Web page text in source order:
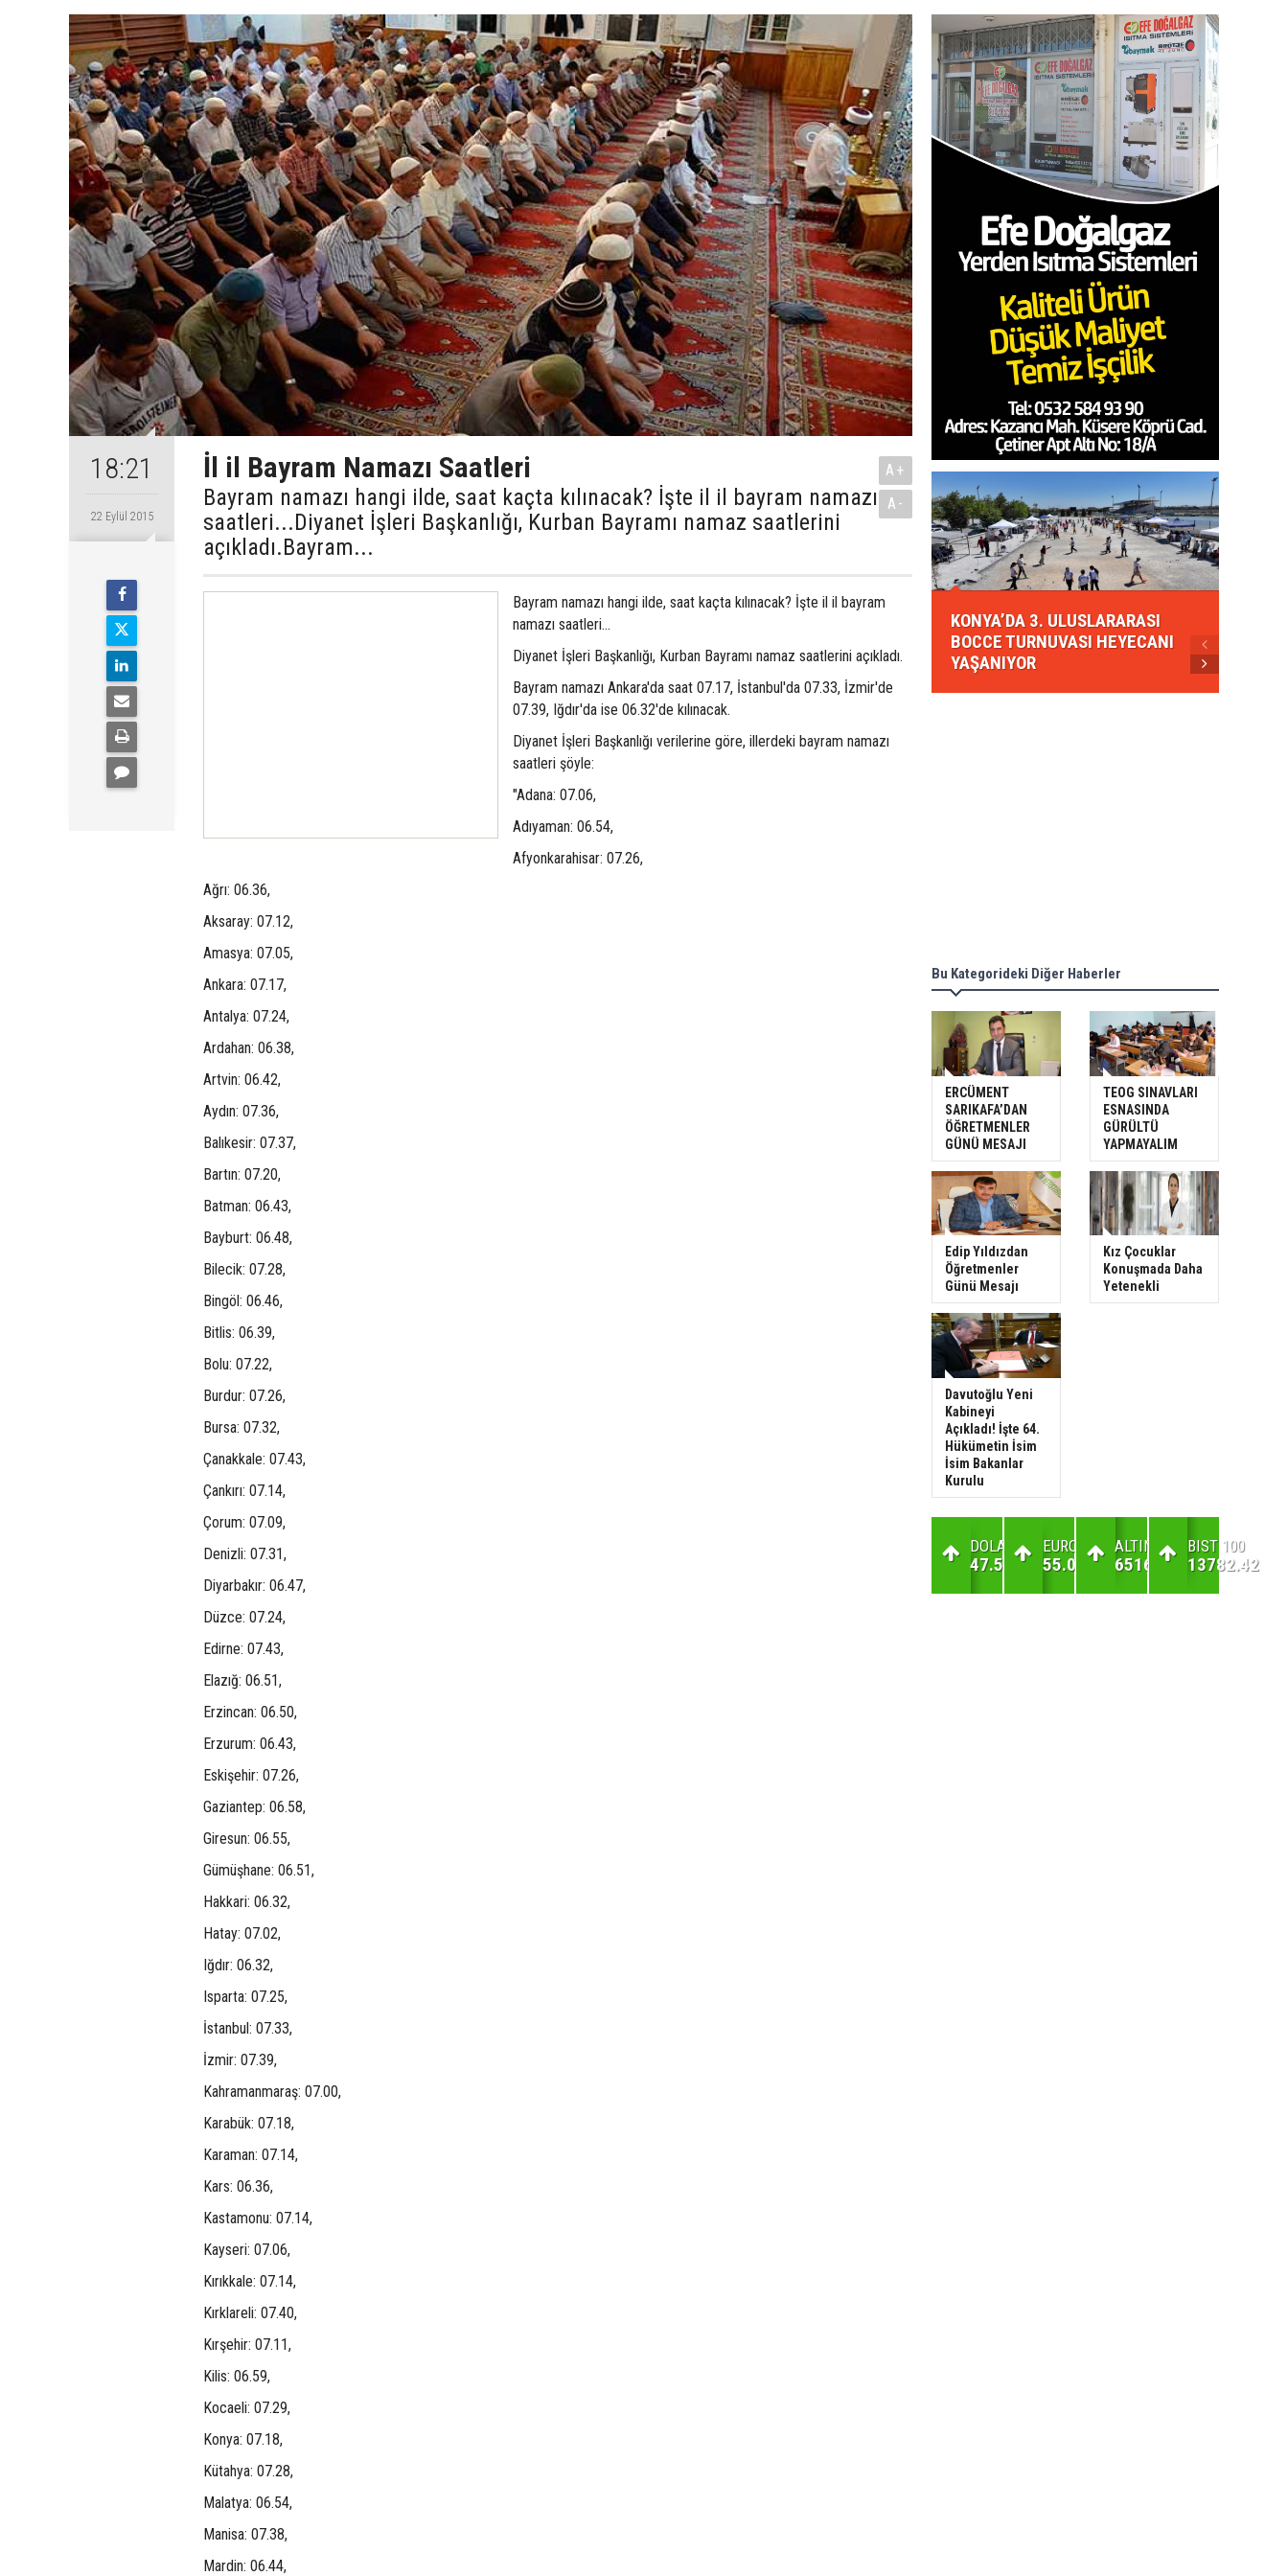
18:21
22 Eylül 2015
İl il Bayram Namazı Saatleri
Bayram namazı hangi ilde, saat kaçta kılınacak? İşte il il bayram namazı
saatleri...Diyanet İşleri Başkanlığı, Kurban Bayramı namaz saatlerini
açıkladı.Bayram...
A+
A-
Bayram namazı hangi ilde, saat kaçta kılınacak? İşte il il bayram
namazı saatleri...
Diyanet İşleri Başkanlığı, Kurban Bayramı namaz saatlerini açıkladı.
Bayram namazı Ankara'da saat 07.17, İstanbul'da 07.33, İzmir'de
07.39, Iğdır'da ise 06.32'de kılınacak.
Diyanet İşleri Başkanlığı verilerine göre, illerdeki bayram namazı
saatleri şöyle:
"Adana: 07.06,
Adıyaman: 06.54,
Afyonkarahisar: 07.26,
Ağrı: 06.36,
Aksaray: 07.12,
Amasya: 07.05,
Ankara: 07.17,
Antalya: 07.24,
Ardahan: 06.38,
Artvin: 06.42,
Aydın: 07.36,
Balıkesir: 07.37,
Bartın: 07.20,
Batman: 06.43,
Bayburt: 06.48,
Bilecik: 07.28,
Bingöl: 06.46,
Bitlis: 06.39,
Bolu: 07.22,
Burdur: 07.26,
Bursa: 07.32,
Çanakkale: 07.43,
Çankırı: 07.14,
Çorum: 07.09,
Denizli: 07.31,
Diyarbakır: 06.47,
Düzce: 07.24,
Edirne: 07.43,
Elazığ: 06.51,
Erzincan: 06.50,
Erzurum: 06.43,
Eskişehir: 07.26,
Gaziantep: 06.58,
Giresun: 06.55,
Gümüşhane: 06.51,
Hakkari: 06.32,
Hatay: 07.02,
Iğdır: 06.32,
Isparta: 07.25,
İstanbul: 07.33,
İzmir: 07.39,
Kahramanmaraş: 07.00,
Karabük: 07.18,
Karaman: 07.14,
Kars: 06.36,
Kastamonu: 07.14,
Kayseri: 07.06,
Kırıkkale: 07.14,
Kırklareli: 07.40,
Kırşehir: 07.11,
Kilis: 06.59,
Kocaeli: 07.29,
Konya: 07.18,
Kütahya: 07.28,
Malatya: 06.54,
Manisa: 07.38,
Mardin: 06.44,
KONYA’DA 3. ULUSLARARASI
BOCCE TURNUVASI HEYECANI
YAŞANIYOR
Bu Kategorideki Diğer Haberler
ERCÜMENT
SARIKAFA’DAN
ÖĞRETMENLER
GÜNÜ MESAJI
TEOG SINAVLARI
ESNASINDA
GÜRÜLTÜ
YAPMAYALIM
Edip Yıldızdan
Öğretmenler
Günü Mesajı
Kız Çocuklar
Konuşmada Daha
Yetenekli
Davutoğlu Yeni
Kabineyi
Açıkladı! İşte 64.
Hükümetin İsim
İsim Bakanlar
Kurulu
DOLAR
47.59
EURO
55.05
ALTIN
6516.58
BIST 100
13782.42